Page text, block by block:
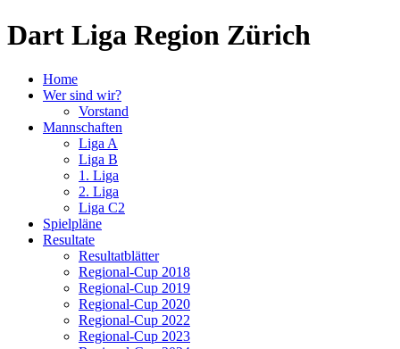
Dart Liga Region Zürich
Home
Wer sind wir?
Vorstand
Mannschaften
Liga A
Liga B
1. Liga
2. Liga
Liga C2
Spielpläne
Resultate
Resultatblätter
Regional-Cup 2018
Regional-Cup 2019
Regional-Cup 2020
Regional-Cup 2022
Regional-Cup 2023